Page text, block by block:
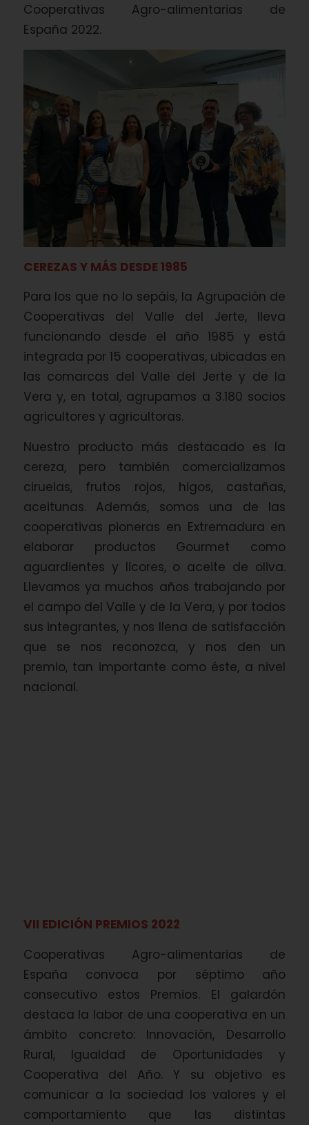
Cooperativas Agro-alimentarias de
España 2022.
CEREZAS Y MÁS DESDE 1985
Para los que no lo sepáis, la Agrupación de
Cooperativas del Valle del Jerte, lleva
funcionando desde el año 1985 y está
integrada por 15 cooperativas, ubicadas en
las comarcas del Valle del Jerte y de la
Vera y, en total, agrupamos a 3.180 socios
agricultores y agricultoras.
Nuestro producto más destacado es la
cereza, pero también comercializamos
ciruelas, frutos rojos, higos, castañas,
aceitunas. Además, somos una de las
cooperativas pioneras en Extremadura en
elaborar productos Gourmet como
aguardientes y licores, o aceite de oliva.
Llevamos ya muchos años trabajando por
el campo del Valle y de la Vera, y por todos
sus integrantes, y nos llena de satisfacción
que se nos reconozca, y nos den un
premio, tan importante como éste, a nivel
nacional.
VII EDICIÓN PREMIOS 2022
Cooperativas Agro-alimentarias de
España convoca por séptimo año
consecutivo estos Premios. El galardón
destaca la labor de una cooperativa en un
ámbito concreto: Innovación, Desarrollo
Rural, Igualdad de Oportunidades y
Cooperativa del Año. Y su objetivo es
comunicar a la sociedad los valores y el
comportamiento que las distintas